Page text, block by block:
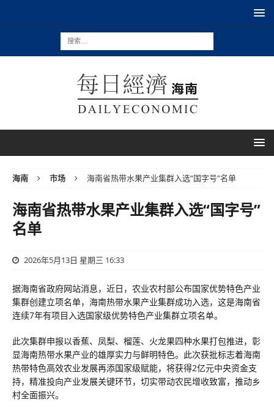
海南 市场 海南省热带水果产业集群入选“国字号”名单
海南省热带水果产业集群入选“国字号”
名单
2026年5月13日 星期三 16:33
据海南省政府网站消息，近日，农业农村部公布国家优势特色产业
集群创建立项名单，海南热带水果产业集群成功入选，这是海南省
连续7年有项目入选国家级优势特色产业集群立项名单。
此次集群申报以香蕉、凤梨、榴莲、火龙果四种水果打包推进，彰
显海南热带水果产业的雄厚实力与鲜明特色。此次获批标志着海南
热带特色高效农业发展再添国家级赋能，将获得2亿元中央资金支
持，精准投向产业发展关键环节，切实带动农民增收致富，推动乡
村全面振兴。